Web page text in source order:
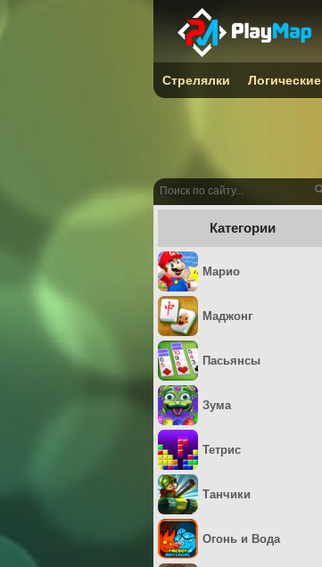
Категории
Марио
Маджонг
Пасьянсы
Зума
Тетрис
Танчики
Огонь и Вода
Стрелялки Логические